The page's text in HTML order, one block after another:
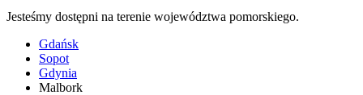
Jesteśmy dostępni na terenie województwa pomorskiego.
Gdańsk
Sopot
Gdynia
Malbork